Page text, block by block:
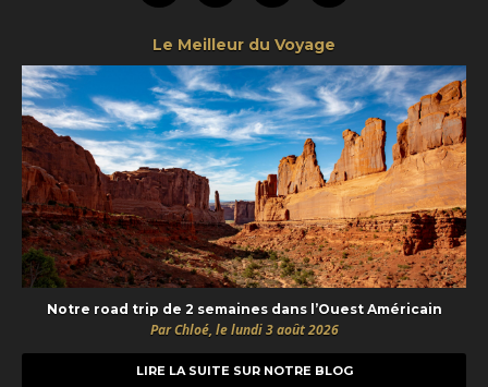
Le Meilleur du Voyage
Notre road trip de 2 semaines dans l’Ouest Américain
Par Chloé, le lundi 3 août 2026
LIRE LA SUITE SUR NOTRE BLOG